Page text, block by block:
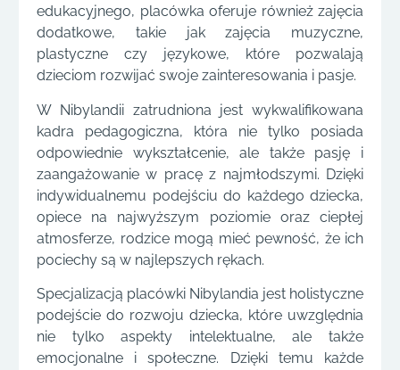
edukacyjnego, placówka oferuje również zajęcia
dodatkowe, takie jak zajęcia muzyczne,
plastyczne czy językowe, które pozwalają
dzieciom rozwijać swoje zainteresowania i pasje.
W Nibylandii zatrudniona jest wykwalifikowana
kadra pedagogiczna, która nie tylko posiada
odpowiednie wykształcenie, ale także pasję i
zaangażowanie w pracę z najmłodszymi. Dzięki
indywidualnemu podejściu do każdego dziecka,
opiece na najwyższym poziomie oraz ciepłej
atmosferze, rodzice mogą mieć pewność, że ich
pociechy są w najlepszych rękach.
Specjalizacją placówki Nibylandia jest holistyczne
podejście do rozwoju dziecka, które uwzględnia
nie tylko aspekty intelektualne, ale także
emocjonalne i społeczne. Dzięki temu każde